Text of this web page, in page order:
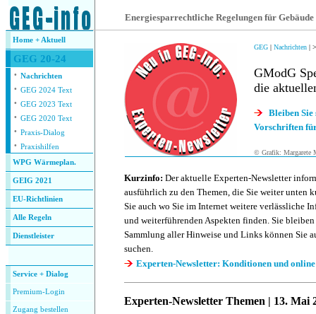
Energiesparrechtliche Regelungen für Gebäude
Home + Aktuell
GEG 20-24
· Nachrichten
· GEG 2024 Text
· GEG 2023 Text
· GEG 2020 Text
· Praxis-Dialog
· Praxishilfen
WPG Wärmeplan.
GEIG 2021
EU-Richtlinien
Alle Regeln
Dienstleister
Service + Dialog
Premium-Login
Zugang bestellen
GEG | Nachrichten |
GModG
die
Bleiben Sie
Vorschriften
© Grafik: Margarete
Kurzinfo: Der aktuelle Experten-Newsletter
ausführlich zu den Themen, die Sie weiter unten
Sie auch wo Sie im Internet weitere verlässliche
und weiterführenden Aspekten finden. Sie
Sammlung aller Hinweise und Links können Sie
suchen.
Experten-Newsletter: Konditionen und online
Experten-Newsletter Themen | 13. Mai